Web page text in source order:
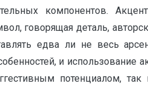
компонентов.
говорящая деталь,
едва ли не весь
и использование
потенциалом,